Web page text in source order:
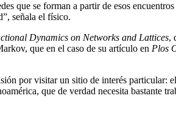
que se forman a partir de esos
señala el físico.
Dynamics on Networks and Lattices,
que en el caso de su artículo en Plos
por visitar un sitio de interés particular:
que de verdad necesita bastante